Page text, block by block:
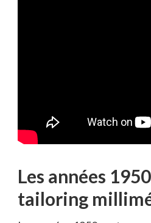
Les années
tailoring